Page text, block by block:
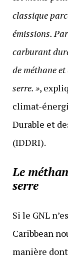
classique
émissions.
carburant
de méthane
serre. »,
climat-
Durable et
(IDDRI).
Le
serre
Si le GNL
Caribbean
manière